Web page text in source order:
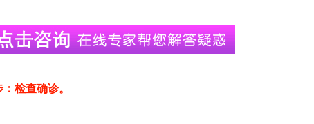
：检查确诊。